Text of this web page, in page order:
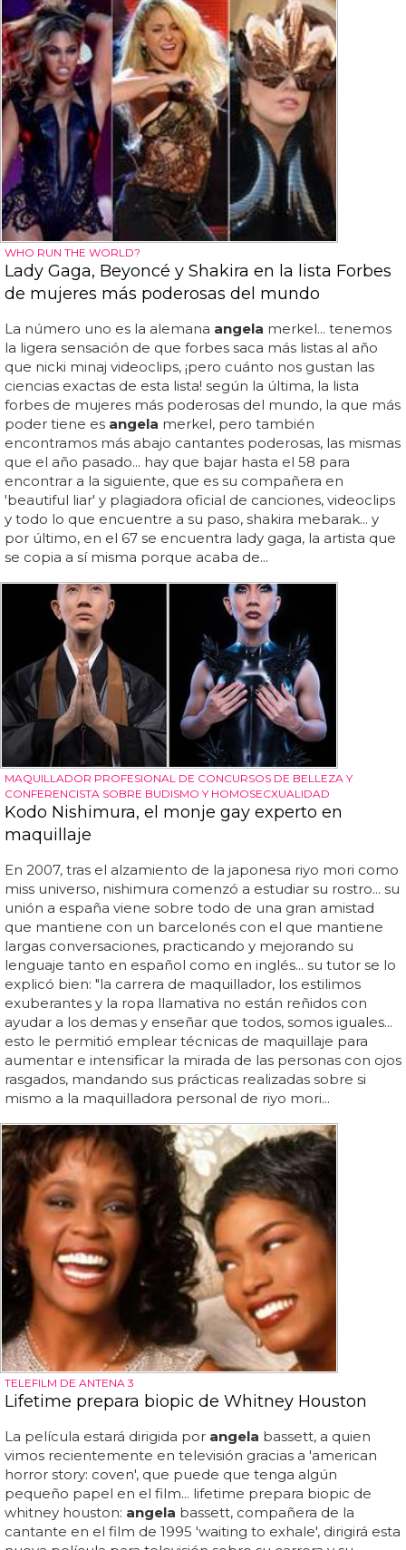
WHO RUN THE WORLD?
Lady Gaga, Beyoncé y Shakira en la lista Forbes
de mujeres más poderosas del mundo
La número uno es la alemana angela merkel... tenemos
la ligera sensación de que forbes saca más listas al año
que nicki minaj videoclips, ¡pero cuánto nos gustan las
ciencias exactas de esta lista! según la última, la lista
forbes de mujeres más poderosas del mundo, la que más
poder tiene es angela merkel, pero también
encontramos más abajo cantantes poderosas, las mismas
que el año pasado... hay que bajar hasta el 58 para
encontrar a la siguiente, que es su compañera en
'beautiful liar' y plagiadora oficial de canciones, videoclips
y todo lo que encuentre a su paso, shakira mebarak... y
por último, en el 67 se encuentra lady gaga, la artista que
se copia a sí misma porque acaba de...
MAQUILLADOR PROFESIONAL DE CONCURSOS DE BELLEZA Y
CONFERENCISTA SOBRE BUDISMO Y HOMOSECXUALIDAD
Kodo Nishimura, el monje gay experto en
maquillaje
En 2007, tras el alzamiento de la japonesa riyo mori como
miss universo, nishimura comenzó a estudiar su rostro... su
unión a españa viene sobre todo de una gran amistad
que mantiene con un barcelonés con el que mantiene
largas conversaciones, practicando y mejorando su
lenguaje tanto en español como en inglés... su tutor se lo
explicó bien: "la carrera de maquillador, los estilimos
exuberantes y la ropa llamativa no están reñidos con
ayudar a los demas y enseñar que todos, somos iguales...
esto le permitió emplear técnicas de maquillaje para
aumentar e intensificar la mirada de las personas con ojos
rasgados, mandando sus prácticas realizadas sobre si
mismo a la maquilladora personal de riyo mori...
TELEFILM DE ANTENA 3
Lifetime prepara biopic de Whitney Houston
La película estará dirigida por angela bassett, a quien
vimos recientemente en televisión gracias a 'american
horror story: coven', que puede que tenga algún
pequeño papel en el film... lifetime prepara biopic de
whitney houston: angela bassett, compañera de la
cantante en el film de 1995 'waiting to exhale', dirigirá esta